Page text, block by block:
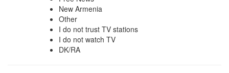
New Armenia
Other
I do not trust TV stations
I do not watch TV
DK/RA